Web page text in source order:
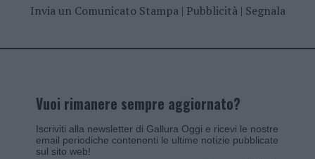
Invia un Comunicato Stampa| Pubblicità| Segnala
Vuoi rimanere sempre aggiornato?
Iscriviti alla newsletter di Gallura Oggi e ricevi le nostre
email periodiche contenenti le ultime notizie pubblicate
sul sito web!